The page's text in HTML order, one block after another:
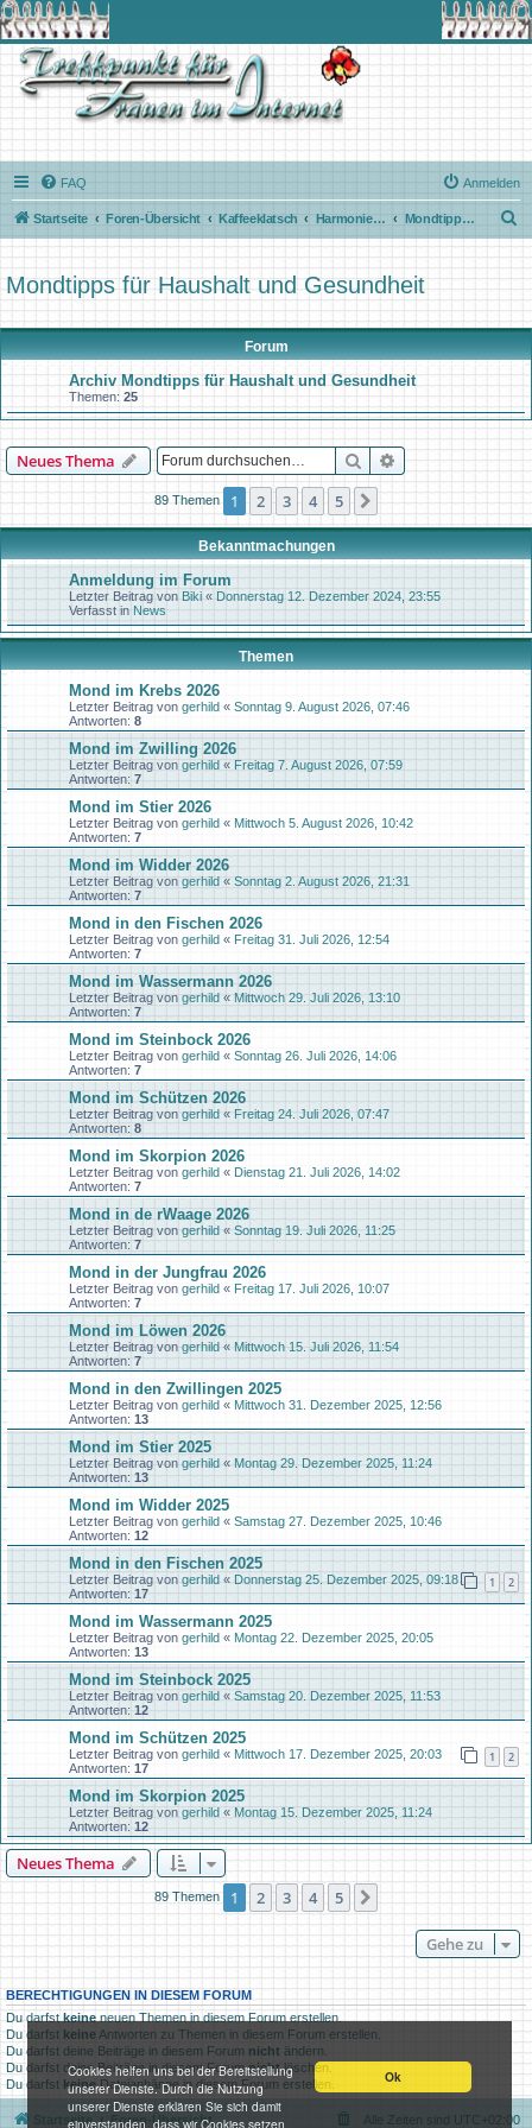
Ok
Cookies helfen uns bei der Bereitstellung
unserer Dienste. Durch die Nutzung
unserer Dienste erklären Sie sich damit
einverstanden, dass wir Cookies setzen.
FAQ Anmelden
Startseite Foren-Übersicht Kaffeeklatsch Harmonie mit dem Mond Mondtipps für Haushalt und Gesundheit
u
h
e
Mondtipps für Haushalt und Gesundheit
Forum
Archiv Mondtipps für Haushalt und Gesundheit
Themen: 25
Neues Thema Suche Erweiterte Suche
89 Themen 1 2 3 4 5 Nächste
Bekanntmachungen
Anmeldung im Forum
Letzter Beitrag von Biki « Donnerstag 12. Dezember 2024, 23:55
Verfasst in News
Themen
Mond im Krebs 2026
Letzter Beitrag von gerhild « Sonntag 9. August 2026, 07:46
Antworten: 8
Mond im Zwilling 2026
Letzter Beitrag von gerhild « Freitag 7. August 2026, 07:59
Antworten: 7
Mond im Stier 2026
Letzter Beitrag von gerhild « Mittwoch 5. August 2026, 10:42
Antworten: 7
Mond im Widder 2026
Letzter Beitrag von gerhild « Sonntag 2. August 2026, 21:31
Antworten: 7
Mond in den Fischen 2026
Letzter Beitrag von gerhild « Freitag 31. Juli 2026, 12:54
Antworten: 7
Mond im Wassermann 2026
Letzter Beitrag von gerhild « Mittwoch 29. Juli 2026, 13:10
Antworten: 7
Mond im Steinbock 2026
Letzter Beitrag von gerhild « Sonntag 26. Juli 2026, 14:06
Antworten: 7
Mond im Schützen 2026
Letzter Beitrag von gerhild « Freitag 24. Juli 2026, 07:47
Antworten: 8
Mond im Skorpion 2026
Letzter Beitrag von gerhild « Dienstag 21. Juli 2026, 14:02
Antworten: 7
Mond in de rWaage 2026
Letzter Beitrag von gerhild « Sonntag 19. Juli 2026, 11:25
Antworten: 7
Mond in der Jungfrau 2026
Letzter Beitrag von gerhild « Freitag 17. Juli 2026, 10:07
Antworten: 7
Mond im Löwen 2026
Letzter Beitrag von gerhild « Mittwoch 15. Juli 2026, 11:54
Antworten: 7
Mond in den Zwillingen 2025
Letzter Beitrag von gerhild « Mittwoch 31. Dezember 2025, 12:56
Antworten: 13
Mond im Stier 2025
Letzter Beitrag von gerhild « Montag 29. Dezember 2025, 11:24
Antworten: 13
Mond im Widder 2025
Letzter Beitrag von gerhild « Samstag 27. Dezember 2025, 10:46
Antworten: 12
Mond in den Fischen 2025
Letzter Beitrag von gerhild « Donnerstag 25. Dezember 2025, 09:18
Antworten: 17
1 2
Mond im Wassermann 2025
Letzter Beitrag von gerhild « Montag 22. Dezember 2025, 20:05
Antworten: 13
Mond im Steinbock 2025
Letzter Beitrag von gerhild « Samstag 20. Dezember 2025, 11:53
Antworten: 12
Mond im Schützen 2025
Letzter Beitrag von gerhild « Mittwoch 17. Dezember 2025, 20:03
Antworten: 17
1 2
Mond im Skorpion 2025
Letzter Beitrag von gerhild « Montag 15. Dezember 2025, 11:24
Antworten: 12
Neues Thema
89 Themen 1 2 3 4 5 Nächste
Gehe zu
BERECHTIGUNGEN IN DIESEM FORUM
Du darfst keine neuen Themen in diesem Forum erstellen.
Du darfst keine Antworten zu Themen in diesem Forum erstellen.
Du darfst deine Beiträge in diesem Forum nicht ändern.
Du darfst deine Beiträge in diesem Forumnichtlöschen.
Du darfst keineDateianhänge in diesem Forum erstellen.
Startseite Foren-Übersicht Alle Zeiten sind UTC+02:00